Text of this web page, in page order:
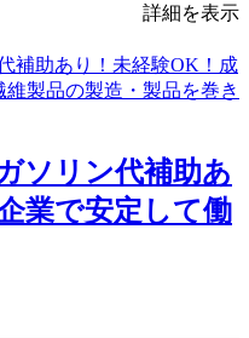
詳細を表示
ソリン代補助あ
業で安定して働